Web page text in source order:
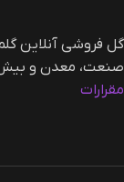
گل فروشی آنلاین
صنعت، معدن و بیش از ۶ سال سابقه رسمی می
مقرارات